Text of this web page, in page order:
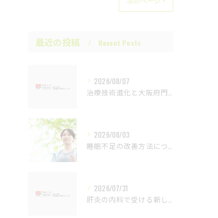
最近の投稿 Recent Posts
2026/08/07
2026/08/03
2026/07/31